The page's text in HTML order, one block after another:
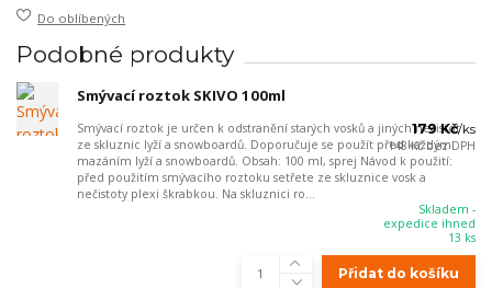
Do oblíbených
Podobné produkty
Smývací roztok SKIVO 100ml
Smývací roztok je určen k odstranění starých vosků a jiných nečistot
ze skluznic lyží a snowboardů. Doporučuje se použít před každým
mazáním lyží a snowboardů. Obsah: 100 ml, sprej Návod k použití:
před použitím smývacího roztoku setřete ze skluznice vosk a
nečistoty plexi škrabkou. Na skluznici ro...
179 Kč/ks
148 Kčbez DPH
Skladem -
expedice ihned
13 ks
Přidat do košíku